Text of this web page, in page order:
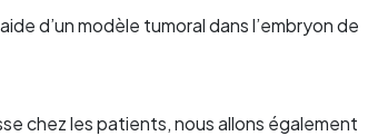
d’un modèle tumoral dans l’embryon de
chez les patients, nous allons également